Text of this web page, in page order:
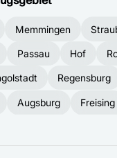
Memmingen
Passau Hof
Regensburg
Augsburg Freising